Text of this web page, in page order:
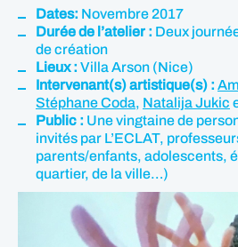
Dates: Novembre 2017
Durée de l’atelier : Deux
de création
Lieux : Villa Arson (Nice)
Intervenant(s) artistique(s) :
Stéphane Coda, Natalija Jukic
Public : Une vingtaine de
invités par L’ECLAT,
parents/enfants, adolescents,
quartier, de la ville…)